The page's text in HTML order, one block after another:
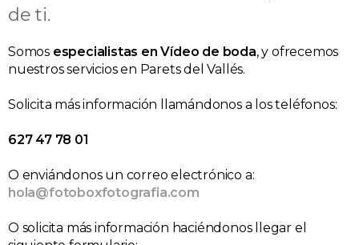
de ti.
Somos especialistas en Vídeo de boda, y ofrecemos
nuestros servicios en Parets del Vallés.
Solicita más información llamándonos a los teléfonos:
627 47 78 01
O enviándonos un correo electrónico a:
hola@fotoboxfotografia.com
O solicita más información haciéndonos llegar el